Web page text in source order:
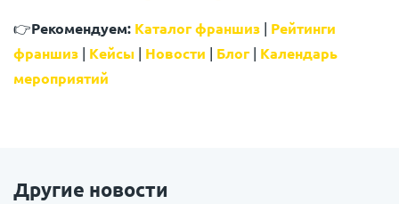
👉Рекомендуем: Каталог франшиз | Рейтинги
франшиз | Кейсы | Новости | Блог| Календарь
мероприятий
Другие новости